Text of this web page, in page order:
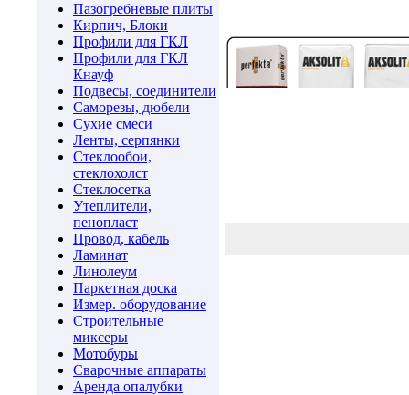
Пазогребневые плиты
Кирпич, Блоки
Профили для ГКЛ
Профили для ГКЛ
Кнауф
Подвесы, соединители
Саморезы, дюбели
Cухие смеси
Ленты, серпянки
Стеклообои,
стеклохолст
Стеклосетка
Утеплители,
пенопласт
Провод, кабель
Ламинат
Линолеум
Паркетная доска
Измер. оборудование
Строительные
миксеры
Мотобуры
Сварочные аппараты
Аренда опалубки